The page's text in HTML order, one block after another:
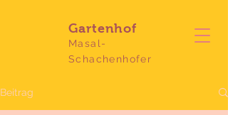
Gartenhof
Masal-
Schachenhofer
Beitrag